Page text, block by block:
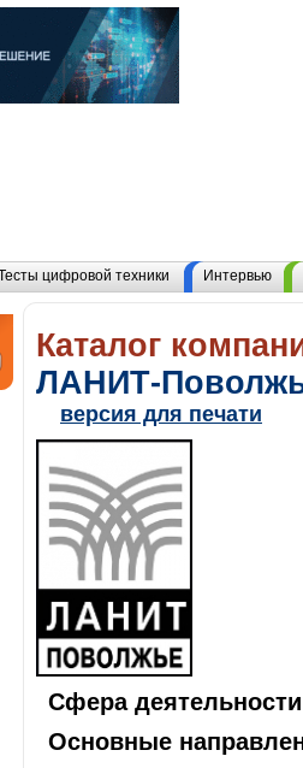
цифровой техники Интервью
Каталог
ЛАНИТ-
версия для печати
Сфера
Основные